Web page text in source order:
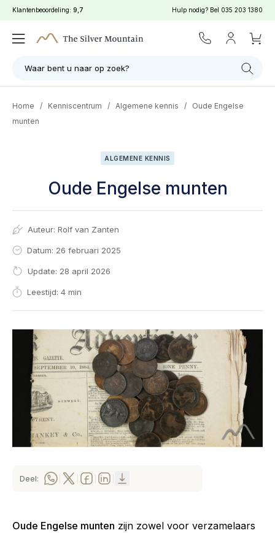
Klantenbeoordeling: 9,7 Hulp nodig? Bel 035 203 1380
Waar bent u naar op zoek?
Home / Kenniscentrum / Algemene kennis /
Oude Engelse
munten
ALGEMENE KENNIS
Oude Engelse munten
Auteur: Rolf van Zanten
Datum: 26 februari 2025
Update: 28 april 2026
Leestijd: 4 min
Deel:
Oude Engelse munten zijn zowel voor verzamelaars